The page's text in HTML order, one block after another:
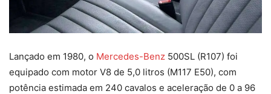
Lançado em 1980, o Mercedes-Benz 500SL (R107) foi
equipado com motor V8 de 5,0 litros (M117 E50), com
potência estimada em 240 cavalos e aceleração de 0 a 96